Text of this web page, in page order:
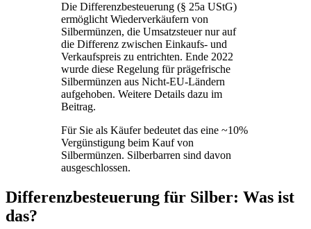
Die Differenzbesteuerung (§ 25a UStG)
ermöglicht Wiederverkäufern von
Silbermünzen, die Umsatzsteuer nur auf
die Differenz zwischen Einkaufs- und
Verkaufspreis zu entrichten. Ende 2022
wurde diese Regelung für prägefrische
Silbermünzen aus Nicht-EU-Ländern
aufgehoben. Weitere Details dazu im
Beitrag.
Für Sie als Käufer bedeutet das eine ~10%
Vergünstigung beim Kauf von
Silbermünzen. Silberbarren sind davon
ausgeschlossen.
Differenzbesteuerung für Silber: Was ist
das?